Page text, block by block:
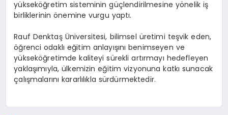
yükseköğretim sisteminin güçlendirilmesine yönelik iş
birliklerinin önemine vurgu yaptı.
Rauf Denktaş Üniversitesi, bilimsel üretimi teşvik eden,
öğrenci odaklı eğitim anlayışını benimseyen ve
yükseköğretimde kaliteyi sürekli artırmayı hedefleyen
yaklaşımıyla, ülkemizin eğitim vizyonuna katkı sunacak
çalışmalarını kararlılıkla sürdürmektedir.